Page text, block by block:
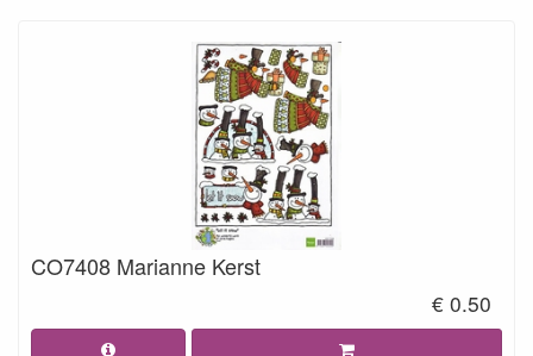
CO7408 Marianne Kerst
€ 0.50